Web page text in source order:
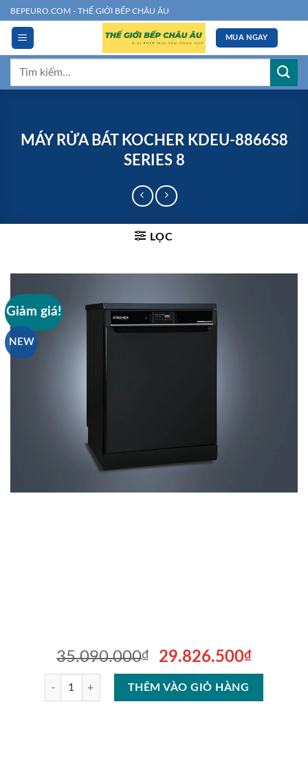
Chuyển
đến
dung
BEPEURO.COM - THẾ GIỚI BẾP CHÂU ÂU
MUA NGAY
Tìm
MÁY RỬA BÁT KOCHER KDEU-8866S8
SERIES 8
LỌC
Giảm giá!
NEW
35.090.000₫
Giá
gốc
là:
35.090.000₫.
29.826.500₫Giá
hiện
là:
MÁY RỬA BÁT KOCHER KDEU-8866S8 SERIES 8 số lượng
THÊM VÀO GIỎ HÀNG